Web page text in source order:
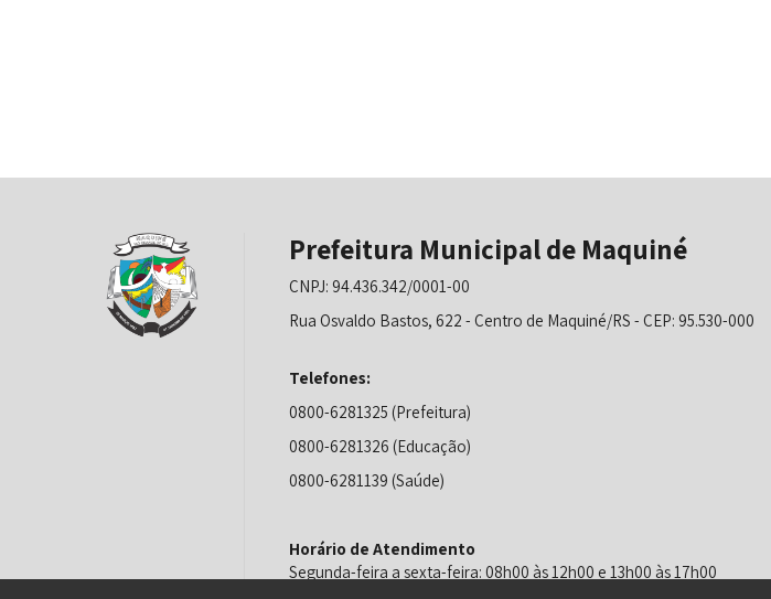
Prefeitura Municipal de Maquiné
CNPJ: 94.436.342/0001-00
Rua Osvaldo Bastos, 622 - Centro de Maquiné/RS - CEP: 95.530-000
Telefones:
0800-6281325 (Prefeitura)
0800-6281326 (Educação)
0800-6281139 (Saúde)
Horário de Atendimento
Segunda-feira a sexta-feira: 08h00 às 12h00 e 13h00 às 17h00